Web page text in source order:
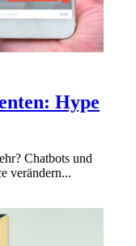
Hype
Chatbots und
verändern...